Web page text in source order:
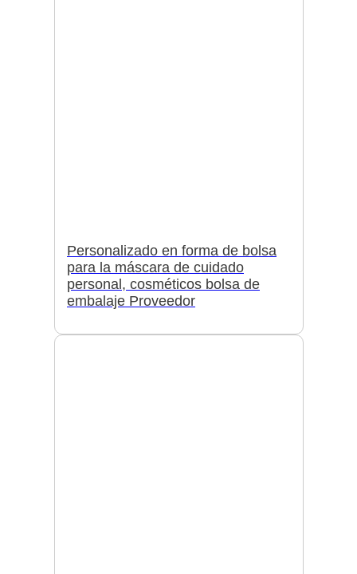
Personalizado en forma de bolsa
para la máscara de cuidado
personal, cosméticos bolsa de
embalaje Proveedor